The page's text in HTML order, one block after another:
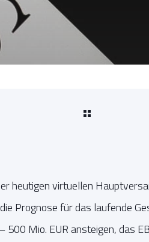
heutigen virtuellen
Prognose für das laufende
Mio. EUR ansteigen, das